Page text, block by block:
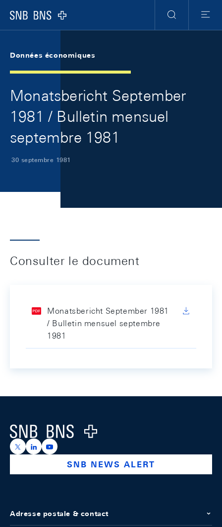
Logo
RechercheMenu
Données économiques
Monatsbericht September
1981 / Bulletin mensuel
septembre 1981
30 septembre 1981
Consulter le document
Monatsbericht September 1981
/ Bulletin mensuel septembre
1981
Logo
https://x.com/snb_bns
https://ch.linkedin.com/company/swiss-national-
https://www.youtube.com/@swissnationalbank
SNB NEWS ALERT
Adresse postale & contact